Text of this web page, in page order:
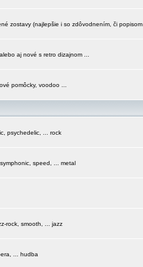
zostavy (najlepšie i so zdôvodnením, či
aj nové s retro dizajnom ...
pomôcky, voodoo ...
psychedelic, ... rock
speed, ... metal
rock, smooth, ... jazz
... hudba